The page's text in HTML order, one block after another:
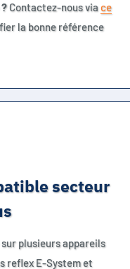
Contactez-nous viace
la bonne référence
secteur
plusieurs appareils
reflex E-System et